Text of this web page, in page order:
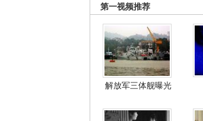
第一视频推荐
解放军三体舰曝光